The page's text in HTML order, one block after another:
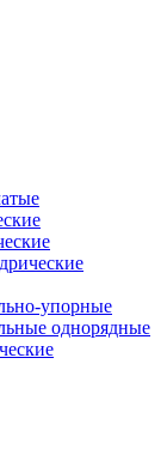
упорные
однорядные